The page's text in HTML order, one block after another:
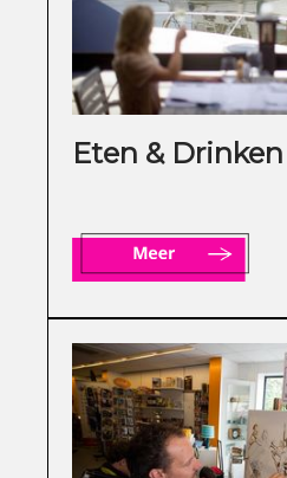
Eten & Drinken